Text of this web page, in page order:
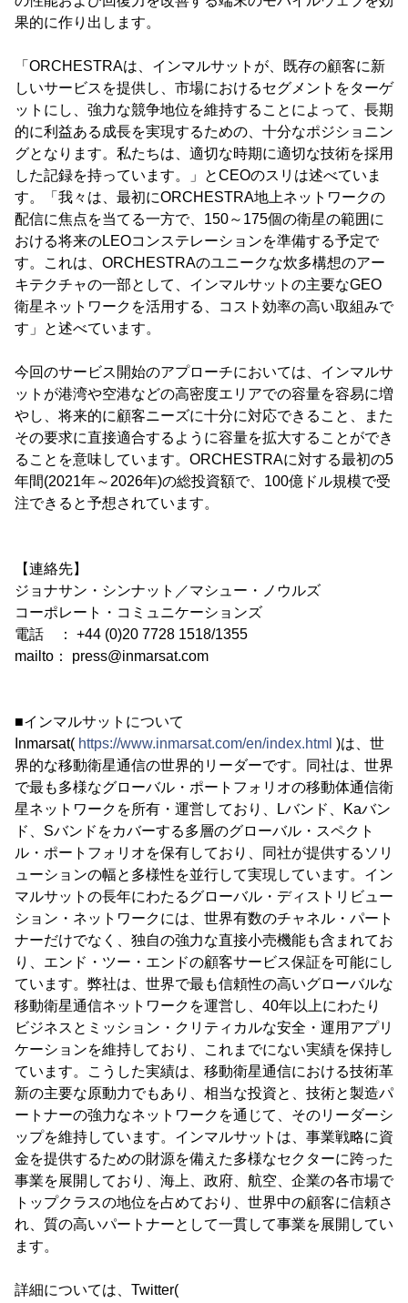
果的に作り出します。
「ORCHESTRAは、インマルサットが、既存の顧客に新
しいサービスを提供し、市場におけるセグメントをターゲ
ットにし、強力な競争地位を維持することによって、長期
的に利益ある成長を実現するための、十分なポジショニン
グとなります。私たちは、適切な時期に適切な技術を採用
した記録を持っています。」とCEOのスリは述べていま
す。「我々は、最初にORCHESTRA地上ネットワークの
配信に焦点を当てる一方で、150～175個の衛星の範囲に
おける将来のLEOコンステレーションを準備する予定で
す。これは、ORCHESTRAのユニークな炊多構想のアー
キテクチャの一部として、インマルサットの主要なGEO
衛星ネットワークを活用する、コスト効率の高い取組みで
す」と述べています。
今回のサービス開始のアプローチにおいては、インマルサ
ットが港湾や空港などの高密度エリアでの容量を容易に増
やし、将来的に顧客ニーズに十分に対応できること、また
その要求に直接適合するように容量を拡大することができ
ることを意味しています。ORCHESTRAに対する最初の5
年間(2021年～2026年)の総投資額で、100億ドル規模で受
注できると予想されています。
【連絡先】
ジョナサン・シンナット／マシュー・ノウルズ
コーポレート・コミュニケーションズ
電話 ： +44 (0)20 7728 1518/1355
mailto： press@inmarsat.com
■インマルサットについて
Inmarsat( https://www.inmarsat.com/en/index.html )は、世
界的な移動衛星通信の世界的リーダーです。同社は、世界
で最も多様なグローバル・ポートフォリオの移動体通信衛
星ネットワークを所有・運営しており、Lバンド、Kaバン
ド、Sバンドをカバーする多層のグローバル・スペクト
ル・ポートフォリオを保有しており、同社が提供するソリ
ューションの幅と多様性を並行して実現しています。イン
マルサットの長年にわたるグローバル・ディストリビュー
ション・ネットワークには、世界有数のチャネル・パート
ナーだけでなく、独自の強力な直接小売機能も含まれてお
り、エンド・ツー・エンドの顧客サービス保証を可能にし
ています。弊社は、世界で最も信頼性の高いグローバルな
移動衛星通信ネットワークを運営し、40年以上にわたり
ビジネスとミッション・クリティカルな安全・運用アプリ
ケーションを維持しており、これまでにない実績を保持し
ています。こうした実績は、移動衛星通信における技術革
新の主要な原動力でもあり、相当な投資と、技術と製造パ
ートナーの強力なネットワークを通じて、そのリーダーシ
ップを維持しています。インマルサットは、事業戦略に資
金を提供するための財源を備えた多様なセクターに跨った
事業を展開しており、海上、政府、航空、企業の各市場で
トップクラスの地位を占めており、世界中の顧客に信頼さ
れ、質の高いパートナーとして一貫して事業を展開してい
ます。
詳細については、Twitter(